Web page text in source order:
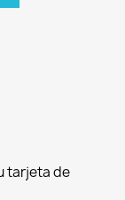
tarjeta de